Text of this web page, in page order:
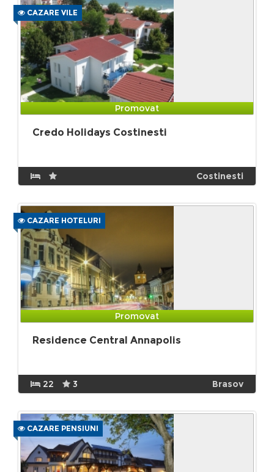
CAZARE VILE
Promovat
Credo Holidays Costinesti
Costinesti
CAZARE HOTELURI
Promovat
Residence Central Annapolis
22 3 Brasov
CAZARE PENSIUNI